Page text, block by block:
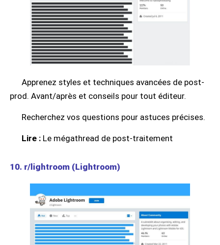
Apprenez styles et techniques avancées de post-
prod. Avant/après et conseils pour tout éditeur.
Recherchez vos questions pour astuces précises.
Lire : Le mégathread de post-traitement
10. r/lightroom (Lightroom)